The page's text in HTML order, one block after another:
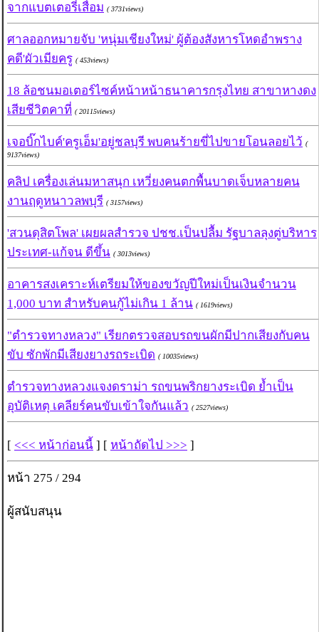
จากแบตเตอรี่เสื่อม ( 3731views)
ศาลออกหมายจับ 'หนุ่มเชียงใหม่' ผู้ต้องสังหารโหดอำพราง
คดี'ผัวเมียครู ( 453views)
18 ล้อชนมอเตอร์ไซค์หน้าหน้าธนาคารกรุงไทย สาขาหางดง
เสียชีวิตคาที่ ( 20115views)
เจอบิ๊กไบค์'ครูเอ็ม'อยู่ชลบุรี พบคนร้ายขี่ไปขายโอนลอยไว้ (
9137views)
คลิป เครื่องเล่นมหาสนุก เหวี่ยงคนตกพื้นบาดเจ็บหลายคน
งานฤดูหนาวลพบุรี ( 3157views)
'สวนดุสิตโพล' เผยผลสำรวจ ปชช.เป็นปลื้ม รัฐบาลลุงตู่บริหาร
ประเทศ-แก้จน ดีขึ้น ( 3013views)
อาคารสงเคราะห์เตรียมให้ของขวัญปีใหม่เป็นเงินจำนวน
1,000 บาท สำหรับคนกู้ไม่เกิน 1 ล้าน ( 1619views)
"ตำรวจทางหลวง" เรียกตรวจสอบรถขนผักมีปากเสียงกับคน
ขับ ซักพักมีเสียงยางรถระเบิด ( 10035views)
ตำรวจทางหลวงแจงดราม่า รถขนพริกยางระเบิด ย้ำเป็น
อุบัติเหตุ เคลียร์คนขับเข้าใจกันแล้ว ( 2527views)
[ <<< หน้าก่อนนี้ ] [ หน้าถัดไป >>> ]
หน้า 275 / 294
ผู้สนับสนุน